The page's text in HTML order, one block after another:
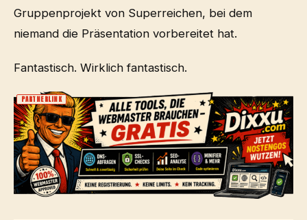
Gruppenprojekt von Superreichen, bei dem
niemand die Präsentation vorbereitet hat.
Fantastisch. Wirklich fantastisch.
PARTNERLINK